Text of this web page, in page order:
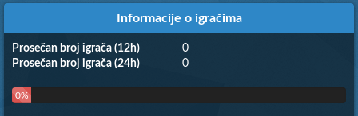
Informacije o igračima
Prosečan broj igrača (12h)
0
Prosečan broj igrača (24h)
0
0%